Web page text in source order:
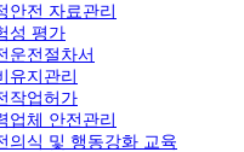
안전 자료관리
성 평가
운전절차서
유지관리
작업허가
업체 안전관리
의식 및 행동강화 교육